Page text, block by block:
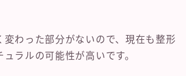
変わった部分がないので、現在も整形
ラルの可能性が高いです。